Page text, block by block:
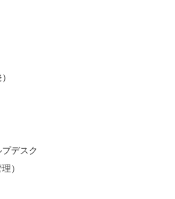
デスク
）